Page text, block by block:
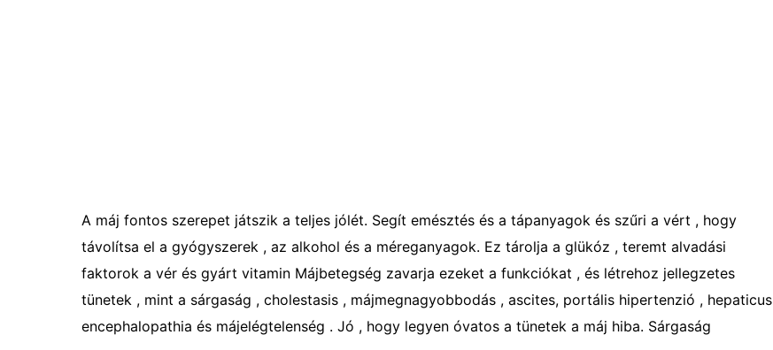
A máj fontos szerepet játszik a teljes jólét. Segít emésztés és a tápanyagok és szűri a vért , hogy
távolítsa el a gyógyszerek , az alkohol és a méreganyagok. Ez tárolja a glükóz , teremt alvadási
faktorok a vér és gyárt vitamin Májbetegség zavarja ezeket a funkciókat , és létrehoz jellegzetes
tünetek , mint a sárgaság , cholestasis , májmegnagyobbodás , ascites, portális hipertenzió , hepaticus
encephalopathia és májelégtelenség . Jó , hogy legyen óvatos a tünetek a máj hiba. Sárgaság